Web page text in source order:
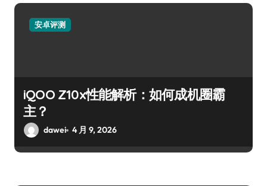
安卓评测
iQOO Z10x性能解析：如何成机圈霸
主？
dawei 4 月 9, 2026